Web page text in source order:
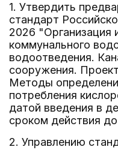
1. Утвердить
стандарт
2026 "Организация
коммунального
водоотведения.
сооружения.
Методы
потребления
датой введения в
сроком действия
2. Управлению